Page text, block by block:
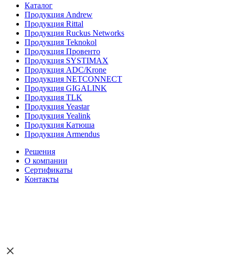
Каталог
Продукция Andrew
Продукция Rittal
Продукция Ruckus Networks
Продукция Teknokol
Продукция Провенто
Продукция SYSTIMAX
Продукция ADC/Krone
Продукция NETCONNECT
Продукция GIGALINK
Продукция TLK
Продукция Yeastar
Продукция Yealink
Продукция Катюша
Продукция Armendus
Решения
О компании
Сертификаты
Контакты